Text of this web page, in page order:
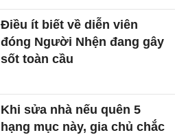
Điều ít biết về diễn viên
đóng Người Nhện đang gây
sốt toàn cầu
Khi sửa nhà nếu quên 5
hạng mục này, gia chủ chắc